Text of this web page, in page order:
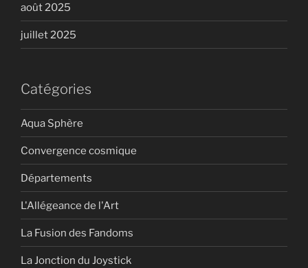
août 2025
juillet 2025
Catégories
Aqua Sphère
Convergence cosmique
Départements
L'Allégeance de l'Art
La Fusion des Fandoms
La Jonction du Joystick